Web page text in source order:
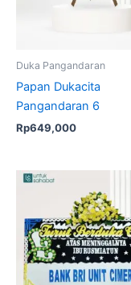
Duka Pangandaran
Papan Dukacita
Pangandaran 6
Rp649,000